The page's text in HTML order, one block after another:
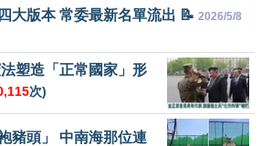
大版本 常委最新名單流出 📝 2026/5/8
塑造「正常國家」形
次)
豬頭」 中南海那位連